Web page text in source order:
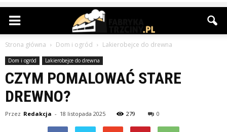
Strona główna Dom i ogród Lakierobejce do drewna
Dom i ogród Lakierobejce do drewna
CZYM POMALOWAĆ STARE
DREWNO?
Przez Redakcja - 18 listopada 2025 279 0